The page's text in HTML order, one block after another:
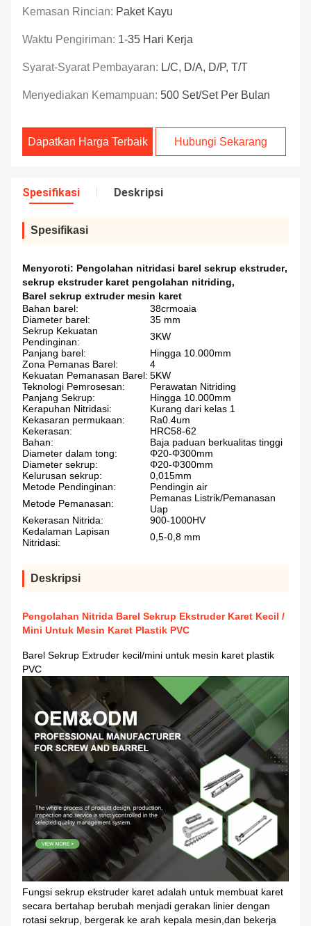
Kemasan Rincian: Paket Kayu
Waktu Pengiriman: 1-35 Hari Kerja
Syarat-Syarat Pembayaran: L/C, D/A, D/P, T/T
Menyediakan Kemampuan: 500 Set/Set Per Bulan
Dapatkan Harga Terbaik Hubungi Sekarang
Spesifikasi Deskripsi
Spesifikasi
Menyoroti: Pengolahan nitridasi barel sekrup ekstruder,
sekrup ekstruder karet pengolahan nitriding,
Barel sekrup extruder mesin karet
Bahan barel:
38crmoaia
Diameter barel:
35 mm
Sekrup Kekuatan
Pendinginan:
3KW
Panjang barel:
Hingga 10.000mm
Zona Pemanas Barel:
4
Kekuatan Pemanasan Barel: 5KW
Teknologi Pemrosesan:
Perawatan Nitriding
Panjang Sekrup:
Hingga 10.000mm
Kerapuhan Nitridasi:
Kurang dari kelas 1
Kekasaran permukaan:
Ra0.4um
Kekerasan:
HRC58-62
Bahan:
Baja paduan berkualitas tinggi
Diameter dalam tong:
Φ20-Φ300mm
Diameter sekrup:
Φ20-Φ300mm
Kelurusan sekrup:
0,015mm
Metode Pendinginan:
Pendingin air
Metode Pemanasan:
Pemanas Listrik/Pemanasan
Uap
Kekerasan Nitrida:
900-1000HV
Kedalaman Lapisan
Nitridasi:
0,5-0,8 mm
Deskripsi
Pengolahan Nitrida Barel Sekrup Ekstruder Karet Kecil /
Mini Untuk Mesin Karet Plastik PVC
Barel Sekrup Extruder kecil/mini untuk mesin karet plastik
PVC
Fungsi sekrup ekstruder karet adalah untuk membuat karet
secara bertahap berubah menjadi gerakan linier dengan
rotasi sekrup, bergerak ke arah kepala mesin,dan bekerja